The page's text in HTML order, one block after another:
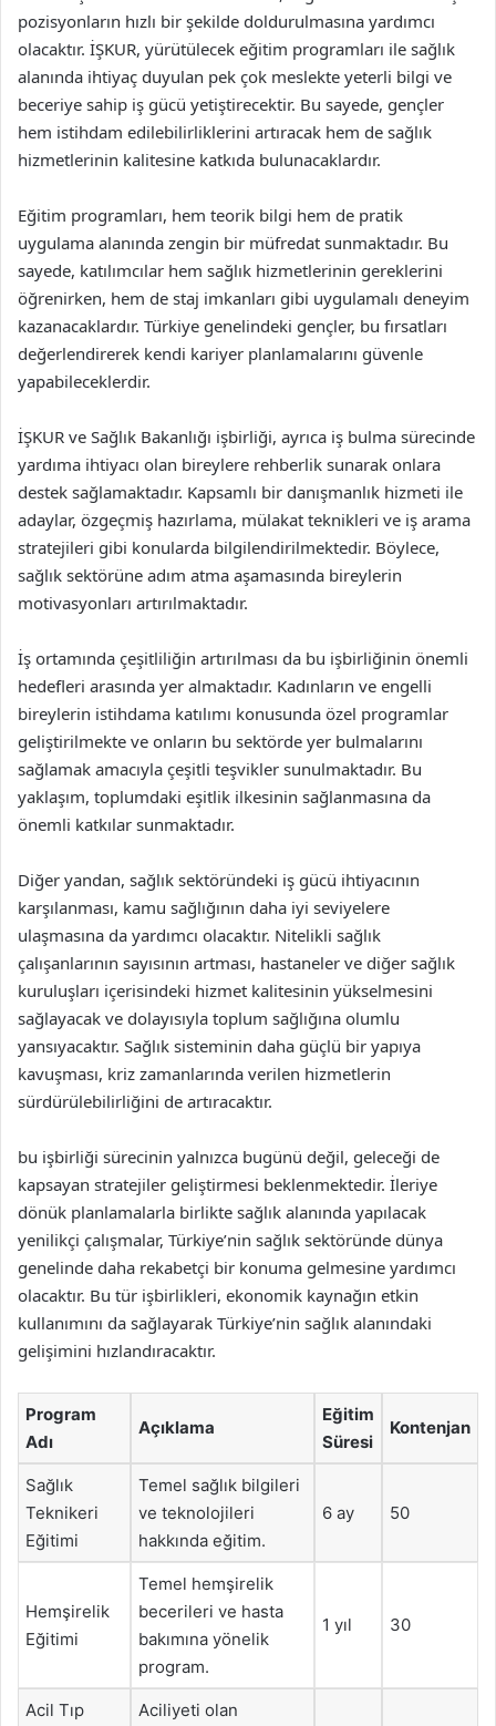
pozisyonların hızlı bir şekilde doldurulmasına yardımcı
olacaktır. İŞKUR, yürütülecek eğitim programları ile sağlık
alanında ihtiyaç duyulan pek çok meslekte yeterli bilgi ve
beceriye sahip iş gücü yetiştirecektir. Bu sayede, gençler
hem istihdam edilebilirliklerini artıracak hem de sağlık
hizmetlerinin kalitesine katkıda bulunacaklardır.
Eğitim programları, hem teorik bilgi hem de pratik
uygulama alanında zengin bir müfredat sunmaktadır. Bu
sayede, katılımcılar hem sağlık hizmetlerinin gereklerini
öğrenirken, hem de staj imkanları gibi uygulamalı deneyim
kazanacaklardır. Türkiye genelindeki gençler, bu fırsatları
değerlendirerek kendi kariyer planlamalarını güvenle
yapabileceklerdir.
İŞKUR ve Sağlık Bakanlığı işbirliği, ayrıca iş bulma sürecinde
yardıma ihtiyacı olan bireylere rehberlik sunarak onlara
destek sağlamaktadır. Kapsamlı bir danışmanlık hizmeti ile
adaylar, özgeçmiş hazırlama, mülakat teknikleri ve iş arama
stratejileri gibi konularda bilgilendirilmektedir. Böylece,
sağlık sektörüne adım atma aşamasında bireylerin
motivasyonları artırılmaktadır.
İş ortamında çeşitliliğin artırılması da bu işbirliğinin önemli
hedefleri arasında yer almaktadır. Kadınların ve engelli
bireylerin istihdama katılımı konusunda özel programlar
geliştirilmekte ve onların bu sektörde yer bulmalarını
sağlamak amacıyla çeşitli teşvikler sunulmaktadır. Bu
yaklaşım, toplumdaki eşitlik ilkesinin sağlanmasına da
önemli katkılar sunmaktadır.
Diğer yandan, sağlık sektöründeki iş gücü ihtiyacının
karşılanması, kamu sağlığının daha iyi seviyelere
ulaşmasına da yardımcı olacaktır. Nitelikli sağlık
çalışanlarının sayısının artması, hastaneler ve diğer sağlık
kuruluşları içerisindeki hizmet kalitesinin yükselmesini
sağlayacak ve dolayısıyla toplum sağlığına olumlu
yansıyacaktır. Sağlık sisteminin daha güçlü bir yapıya
kavuşması, kriz zamanlarında verilen hizmetlerin
sürdürülebilirliğini de artıracaktır.
bu işbirliği sürecinin yalnızca bugünü değil, geleceği de
kapsayan stratejiler geliştirmesi beklenmektedir. İleriye
dönük planlamalarla birlikte sağlık alanında yapılacak
yenilikçi çalışmalar, Türkiye’nin sağlık sektöründe dünya
genelinde daha rekabetçi bir konuma gelmesine yardımcı
olacaktır. Bu tür işbirlikleri, ekonomik kaynağın etkin
kullanımını da sağlayarak Türkiye’nin sağlık alanındaki
gelişimini hızlandıracaktır.
Program
Adı
Açıklama
Eğitim
Süresi
Kontenjan
Sağlık
Teknikeri
Eğitimi
Temel sağlık bilgileri
ve teknolojileri
hakkında eğitim.
6 ay 50
Hemşirelik
Eğitimi
Temel hemşirelik
becerileri ve hasta
bakımına yönelik
program.
1 yıl 30
Acil Tıp
Aciliyeti olan